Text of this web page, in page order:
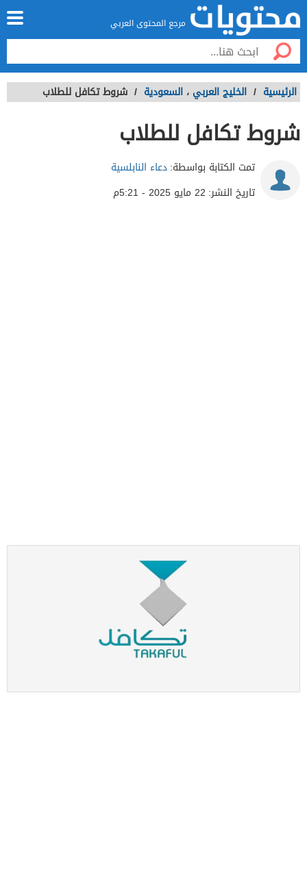
مرجع المحتوى العربي
الرئيسية / الخليج العربي ، السعودية / شروط تكافل للطلاب
شروط تكافل للطلاب
تمت الكتابة بواسطة:دعاء النابلسية
تاريخ النشر: 22 مايو 2025 - 5:21م